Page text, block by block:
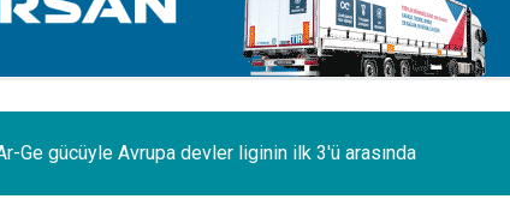
Ağustos’a özel 1.199.000 TL’den başlayan fiyatlarla